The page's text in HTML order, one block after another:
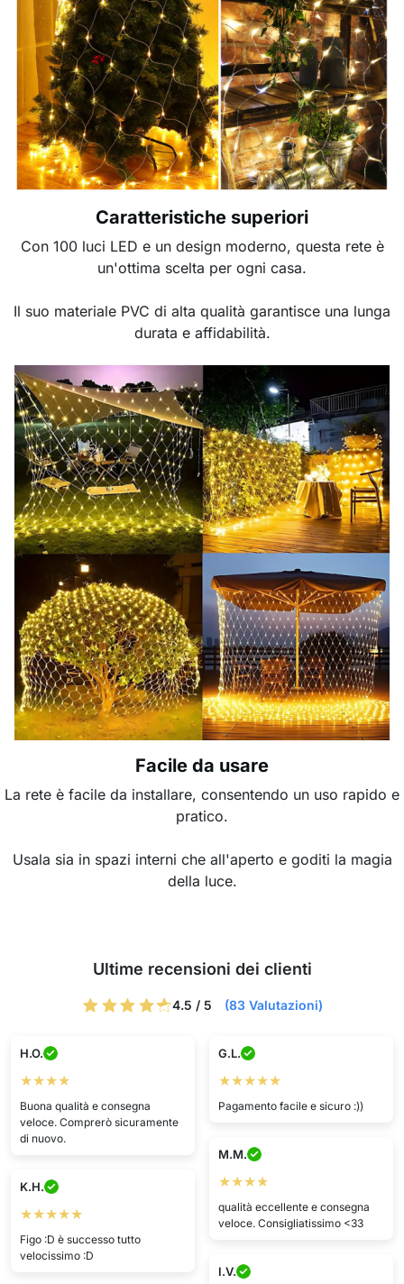
Caratteristiche superiori
Con 100 luci LED e un design moderno, questa rete è
un'ottima scelta per ogni casa.
Il suo materiale PVC di alta qualità garantisce una lunga
durata e affidabilità.
Facile da usare
La rete è facile da installare, consentendo un uso rapido e
pratico.
Usala sia in spazi interni che all'aperto e goditi la magia
della luce.
Ultime recensioni dei clienti
4.5 / 5 (83 Valutazioni)
H.O.
★★★★
Buona qualità e consegna
veloce. Comprerò sicuramente
di nuovo.
G.L.
★★★★★
Pagamento facile e sicuro :))
M.M.
★★★★
qualità eccellente e consegna
veloce. Consigliatissimo <33
K.H.
★★★★★
Figo :D è successo tutto
velocissimo :D
I.V.